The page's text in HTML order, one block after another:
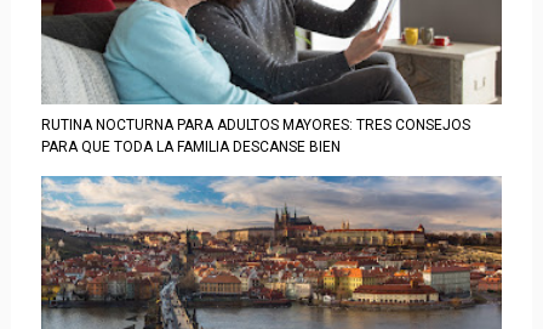
RUTINA NOCTURNA PARA ADULTOS MAYORES: TRES CONSEJOS
PARA QUE TODA LA FAMILIA DESCANSE BIEN